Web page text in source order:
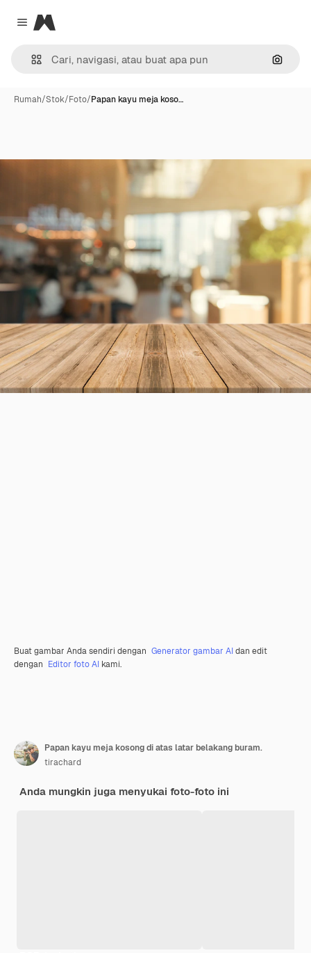
Close menu
Magnific
Rumah/Stok/Foto/Papan kayu meja koso…
Buat gambar Anda sendiri dengan Generator gambar AIdan edit
dengan Editor foto AI kami.
Papan kayu meja kosong di atas latar belakang buram.
tirachard
Anda mungkin juga menyukai foto-foto ini